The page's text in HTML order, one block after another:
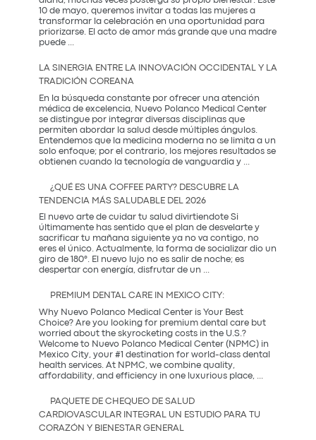
10 de mayo, queremos invitar a todas las mujeres a
transformar la celebración en una oportunidad para
priorizarse. El acto de amor más grande que una madre
puede ...
que
Realmente
Necesita:
Salud
y
Prevención
LA SINERGIA ENTRE LA INNOVACIÓN OCCIDENTAL Y LA
TRADICIÓN COREANA
En la búsqueda constante por ofrecer una atención
médica de excelencia, Nuevo Polanco Medical Center
se distingue por integrar diversas disciplinas que
permiten abordar la salud desde múltiples ángulos.
Entendemos que la medicina moderna no se limita a un
solo enfoque; por el contrario, los mejores resultados se
obtienen cuando la tecnología de vanguardia y
y
la
Tradición
¿QUÉ ES UNA COFFEE PARTY? DESCUBRE LA
TENDENCIA MÁS SALUDABLE DEL 2026
El nuevo arte de cuidar tu salud divirtiendote Si
últimamente has sentido que el plan de desvelarte y
sacrificar tu mañana siguiente ya no va contigo, no
eres el único. Actualmente, la forma de socializar dio un
giro de 180°. El nuevo lujo no es salir de noche; es
despertar con energía, disfrutar de un ...
una
Party?
Descubre
la
tendencia
más
saludable
del
PREMIUM DENTAL CARE IN MEXICO CITY:
Why Nuevo Polanco Medical Center is Your Best
Choice? Are you looking for premium dental care but
worried about the skyrocketing costs in the U.S.?
Welcome to Nuevo Polanco Medical Center (NPMC) in
Mexico City, your #1 destination for world-class dental
health services. At NPMC, we combine quality,
affordability, and efficiency in one luxurious place,
PAQUETE DE CHEQUEO DE SALUD
CARDIOVASCULAR INTEGRAL UN ESTUDIO PARA TU
CORAZÓN Y BIENESTAR GENERAL